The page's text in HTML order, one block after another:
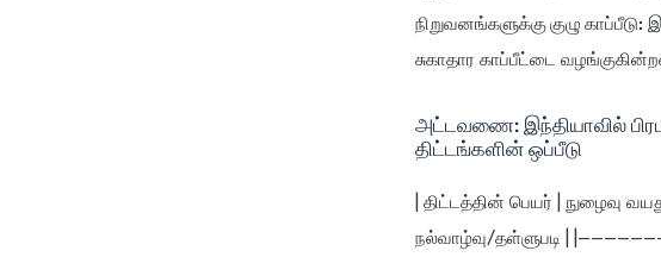
நிறுவனங்களுக்கு குழு காப்பீடு:
சுகாதார காப்பீட்டை
அட்டவணை: இந்தியாவில்
திட்டங்களின் ஒப்பீடு
| திட்டத்தின் பெயர் | நுழைவு
நல்வாழ்வு/தள்ளுபடி |